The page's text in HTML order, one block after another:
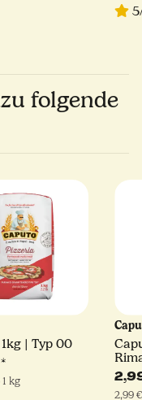
folgende
| Typ 00
*
kg
2,99